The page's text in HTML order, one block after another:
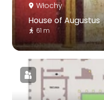
Włochy
House of Augustus
61 m